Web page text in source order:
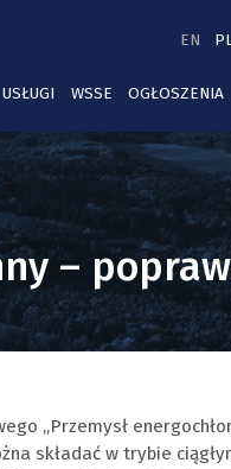
EN
USŁUGI WSSE OGŁOSZENIA
–
„Przemysł
składać w trybie